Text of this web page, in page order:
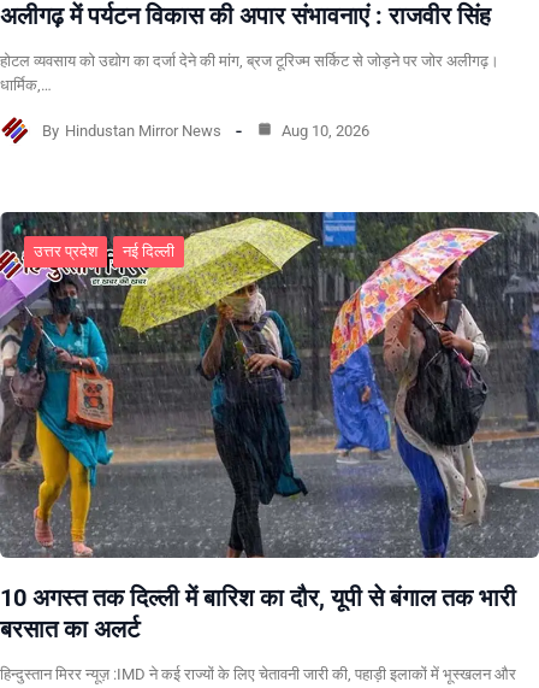
अलीगढ़ में पर्यटन विकास की अपार संभावनाएं : राजवीर सिंह
होटल व्यवसाय को उद्योग का दर्जा देने की मांग, ब्रज टूरिज्म सर्किट से जोड़ने पर जोर अलीगढ़।
धार्मिक,…
By Hindustan Mirror News Aug 10, 2026
उत्तर प्रदेश नई दिल्ली
10 अगस्त तक दिल्ली में बारिश का दौर, यूपी से बंगाल तक भारी
बरसात का अलर्ट
हिन्दुस्तान मिरर न्यूज़ :IMD ने कई राज्यों के लिए चेतावनी जारी की, पहाड़ी इलाकों में भूस्खलन और